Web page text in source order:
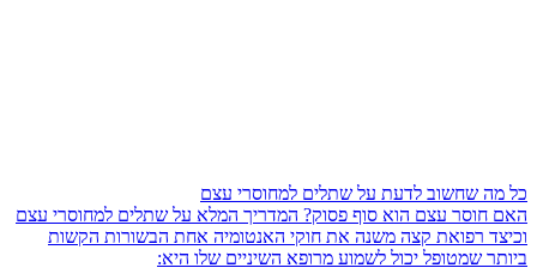
כל מה שחשוב לדעת על שתלים למחוסרי עצם
האם חוסר עצם הוא סוף פסוק? המדריך המלא על שתלים למחוסרי עצם
וכיצד רפואת קצה משנה את חוקי האנטומיה אחת הבשורות הקשות
ביותר שמטופל יכול לשמוע מרופא השיניים שלו היא: